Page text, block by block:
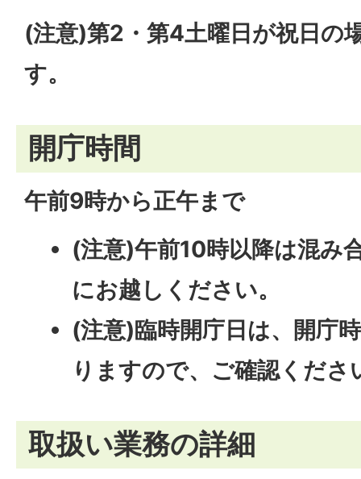
(注意)第2・第4土曜日が祝日の
す。
開庁時間
午前9時から正午まで
(注意)午前10時以降は混み
にお越しください。
(注意)臨時開庁日は、開庁
りますので、ご確認くださ
取扱い業務の詳細